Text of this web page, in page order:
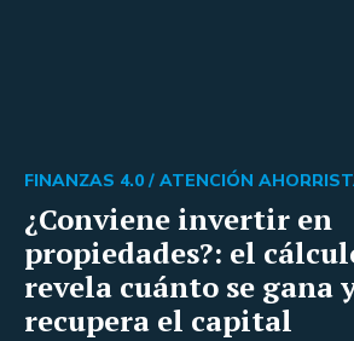
¿Conviene invertir en
propiedades?: el
revela cuánto se gana
recupera el capital
FINANZAS 4.0 / ATENCIÓN